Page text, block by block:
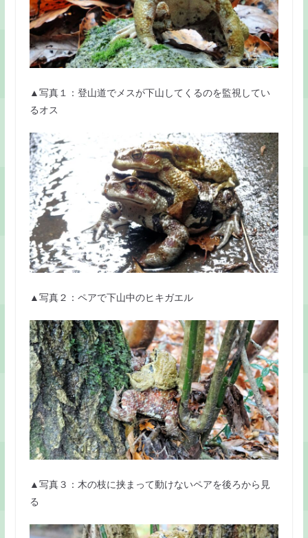
▲写真１：登山道でメスが下山してくるのを監視してい
るオス
▲写真２：ペアで下山中のヒキガエル
▲写真３：木の枝に挟まって動けないペアを後ろから見
る